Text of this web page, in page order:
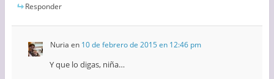
Responder
Nuria en 10 de febrero de 2015 en 12:46 pm
Y que lo digas, niña…